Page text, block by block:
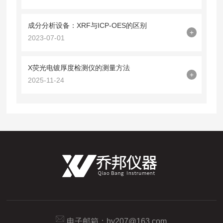
成分分析设备：XRF与ICP-OES的区别
2023-07-01
+
X荧光电镀厚度检测仪的测量方法
2025-11-24
+
电子邮箱： hy207@163.com